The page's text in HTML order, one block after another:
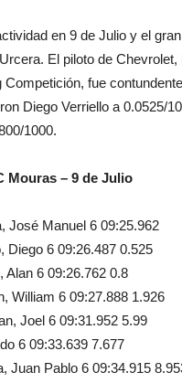
en 9 de Julio y el
El piloto de Chevrolet,
Competición, fue
Diego Verriello a 0.0525/
1000.
Mouras – 9 de Julio
José Manuel 6 09:25.962
Diego 6 09:26.487 0.525
Alan 6 09:26.762 0.8
William 6 09:27.888 1.926
Joel 6 09:31.952 5.99
6 09:33.639 7.677
Juan Pablo 6 09:34.915